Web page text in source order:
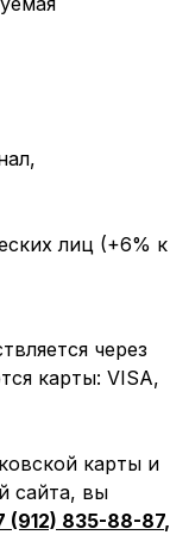
лиц (+6% к
через
карты: VISA,
карты и
сайта, вы
(912) 835-88-87,